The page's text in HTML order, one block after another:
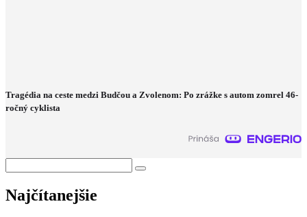
Tragédia na ceste medzi Budčou a Zvolenom: Po zrážke s autom zomrel 46-
ročný cyklista
Najčítanejšie